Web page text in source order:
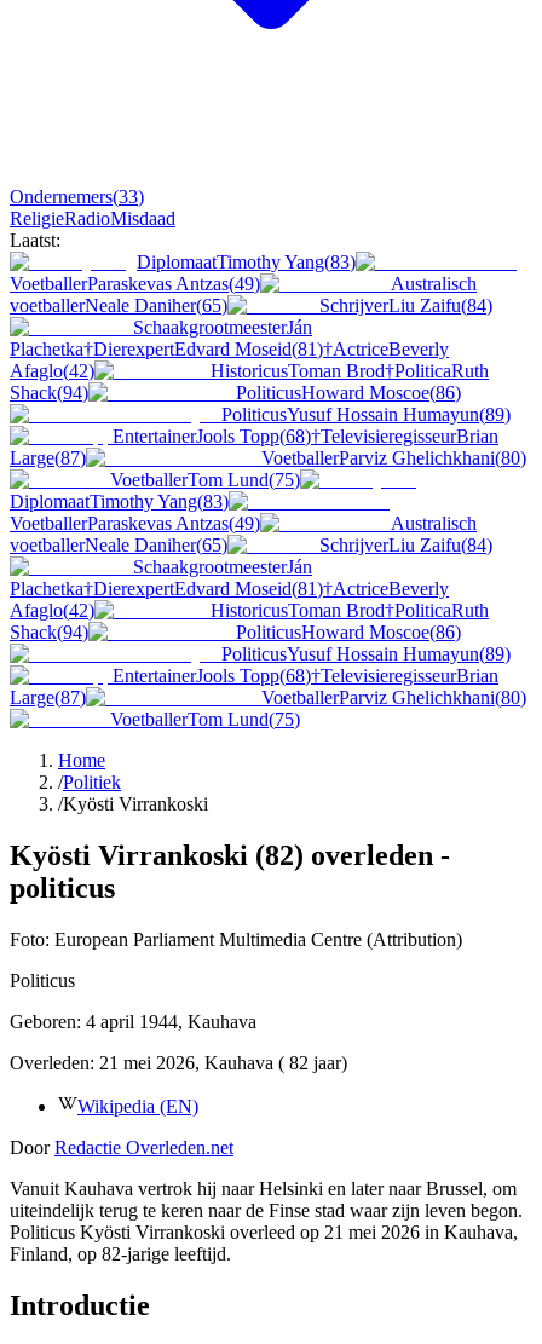
Ondernemers(33)
ReligieRadioMisdaad
Laatst:
DiplomaatTimothy Yang(83)
VoetballerParaskevas Antzas(49)
Australisch
voetballerNeale Daniher(65) SchrijverLiu Zaifu(84)
SchaakgrootmeesterJán
Plachetka†DierexpertEdvard Moseid(81)†ActriceBeverly
Afaglo(42) HistoricusToman Brod†PoliticaRuth
Shack(94) PoliticusHoward Moscoe(86)
PoliticusYusuf Hossain Humayun(89)
EntertainerJools Topp(68)†TelevisieregisseurBrian
Large(87) VoetballerParviz Ghelichkhani(80)
VoetballerTom Lund(75)
DiplomaatTimothy Yang(83)
VoetballerParaskevas Antzas(49)
Australisch
voetballerNeale Daniher(65) SchrijverLiu Zaifu(84)
SchaakgrootmeesterJán
Plachetka†DierexpertEdvard Moseid(81)†ActriceBeverly
Afaglo(42) HistoricusToman Brod†PoliticaRuth
Shack(94) PoliticusHoward Moscoe(86)
PoliticusYusuf Hossain Humayun(89)
EntertainerJools Topp(68)†TelevisieregisseurBrian
Large(87) VoetballerParviz Ghelichkhani(80)
VoetballerTom Lund(75)
Home
/Politiek
/Kyösti Virrankoski
Kyösti Virrankoski (82) overleden -
politicus
Foto: European Parliament Multimedia Centre (Attribution)
Politicus
Geboren: 4 april 1944, Kauhava
Overleden: 21 mei 2026, Kauhava ( 82 jaar)
Wikipedia (EN)
Door Redactie Overleden.net
Vanuit Kauhava vertrok hij naar Helsinki en later naar Brussel, om
uiteindelijk terug te keren naar de Finse stad waar zijn leven begon.
Politicus Kyösti Virrankoski overleed op 21 mei 2026 in Kauhava,
Finland, op 82-jarige leeftijd.
Introductie